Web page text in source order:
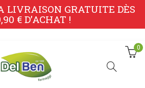
LIVRAISON GRATUITE DÈS
€ D’ACHAT !
0